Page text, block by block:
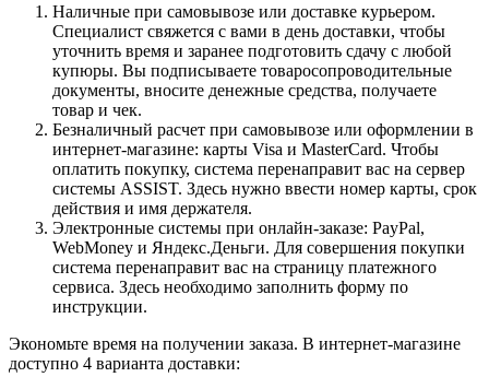
Наличные при самовывозе или доставке курьером.
Специалист свяжется с вами в день доставки, чтобы
уточнить время и заранее подготовить сдачу с любой
купюры. Вы подписываете товаросопроводительные
документы, вносите денежные средства, получаете
товар и чек.
Безналичный расчет при самовывозе или оформлении в
интернет-магазине: карты Visa и MasterCard. Чтобы
оплатить покупку, система перенаправит вас на сервер
системы ASSIST. Здесь нужно ввести номер карты, срок
действия и имя держателя.
Электронные системы при онлайн-заказе: PayPal,
WebMoney и Яндекс.Деньги. Для совершения покупки
система перенаправит вас на страницу платежного
сервиса. Здесь необходимо заполнить форму по
инструкции.
Экономьте время на получении заказа. В интернет-магазине
доступно 4 варианта доставки: